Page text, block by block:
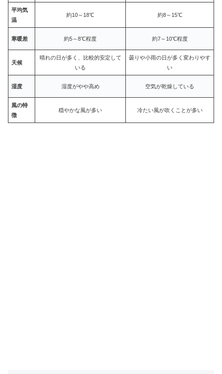
平均気
温
約10～18℃ 約8～15℃
寒暖差 約5～8℃程度 約7～10℃程度
天候
晴れの日が多く、比較的安定して
いる
曇りや小雨の日が多く変わりやす
い
湿度 湿度がやや高め 空気が乾燥している
風の特
徴
穏やかな風が多い 冷たい風が吹くことが多い